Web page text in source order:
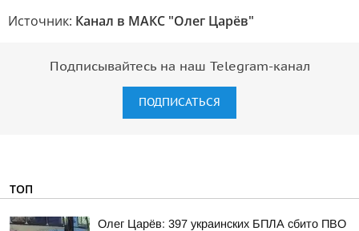
Источник: Канал в МАКС "Олег Царёв"
Подписывайтесь на наш Telegram-канал
ПОДПИСАТЬСЯ
ТОП
Олег Царёв: 397 украинских БПЛА сбито ПВО